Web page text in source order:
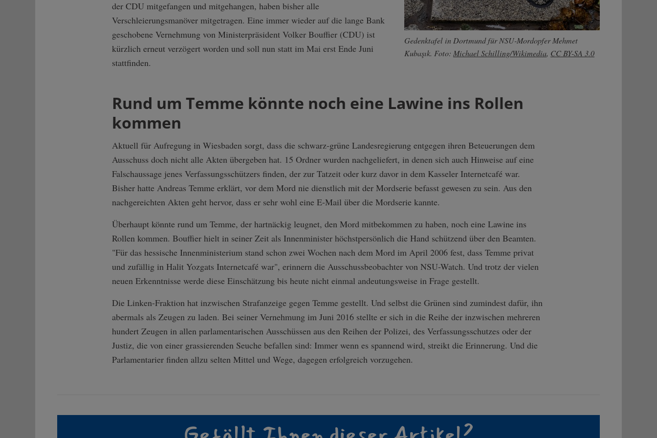
Gedenktafel in Dortmund für NSU-Mordopfer Mehmet
Kubaşık. Foto: Michael Schilling/Wikimedia, CC BY-SA 3.0
der CDU mitgefangen und mitgehangen, haben bisher alle
Verschleierungsmanöver mitgetragen. Eine immer wieder auf die lange Bank
geschobene Vernehmung von Ministerpräsident Volker Bouffier (CDU) ist
kürzlich erneut verzögert worden und soll nun statt im Mai erst Ende Juni
stattfinden.
Rund um Temme könnte noch eine Lawine ins Rollen
kommen
Aktuell für Aufregung in Wiesbaden sorgt, dass die schwarz-grüne Landesregierung entgegen ihren Beteuerungen dem
Ausschuss doch nicht alle Akten übergeben hat. 15 Ordner wurden nachgeliefert, in denen sich auch Hinweise auf eine
Falschaussage jenes Verfassungsschützers finden, der zur Tatzeit oder kurz davor in dem Kasseler Internetcafé war.
Bisher hatte Andreas Temme erklärt, vor dem Mord nie dienstlich mit der Mordserie befasst gewesen zu sein. Aus den
nachgereichten Akten geht hervor, dass er sehr wohl eine E-Mail über die Mordserie kannte.
Überhaupt könnte rund um Temme, der hartnäckig leugnet, den Mord mitbekommen zu haben, noch eine Lawine ins
Rollen kommen. Bouffier hielt in seiner Zeit als Innenminister höchstpersönlich die Hand schützend über den Beamten.
"Für das hessische Innenministerium stand schon zwei Wochen nach dem Mord im April 2006 fest, dass Temme privat
und zufällig in Halit Yozgats Internetcafé war", erinnern die Ausschussbeobachter von NSU-Watch. Und trotz der vielen
neuen Erkenntnisse werde diese Einschätzung bis heute nicht einmal andeutungsweise in Frage gestellt.
Die Linken-Fraktion hat inzwischen Strafanzeige gegen Temme gestellt. Und selbst die Grünen sind zumindest dafür, ihn
abermals als Zeugen zu laden. Bei seiner Vernehmung im Juni 2016 stellte er sich in die Reihe der inzwischen mehreren
hundert Zeugen in allen parlamentarischen Ausschüssen aus den Reihen der Polizei, des Verfassungsschutzes oder der
Justiz, die von einer grassierenden Seuche befallen sind: Immer wenn es spannend wird, streikt die Erinnerung. Und die
Parlamentarier finden allzu selten Mittel und Wege, dagegen erfolgreich vorzugehen.